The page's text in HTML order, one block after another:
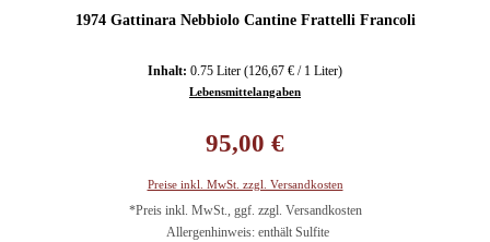
1974 Gattinara Nebbiolo Cantine Frattelli Francoli
Inhalt: 0.75 Liter (126,67 € / 1 Liter)
Lebensmittelangaben
95,00 €
Preise inkl. MwSt. zzgl. Versandkosten
*Preis inkl. MwSt., ggf. zzgl. Versandkosten
Allergenhinweis: enthält Sulfite